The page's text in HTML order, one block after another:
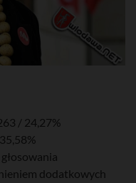
/ 24,27%
dodatkowych